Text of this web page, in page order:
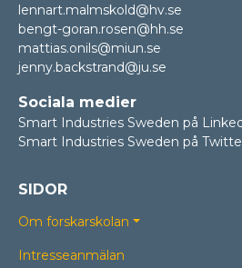
lennart.malmskold@hv.se
bengt-goran.rosen@hh.se
mattias.onils@miun.se
jenny.backstrand@ju.se
Sociala medier
Smart Industries Sweden på
Smart Industries Sweden på
SIDOR
Om forskarskolan
Intresseanmälan